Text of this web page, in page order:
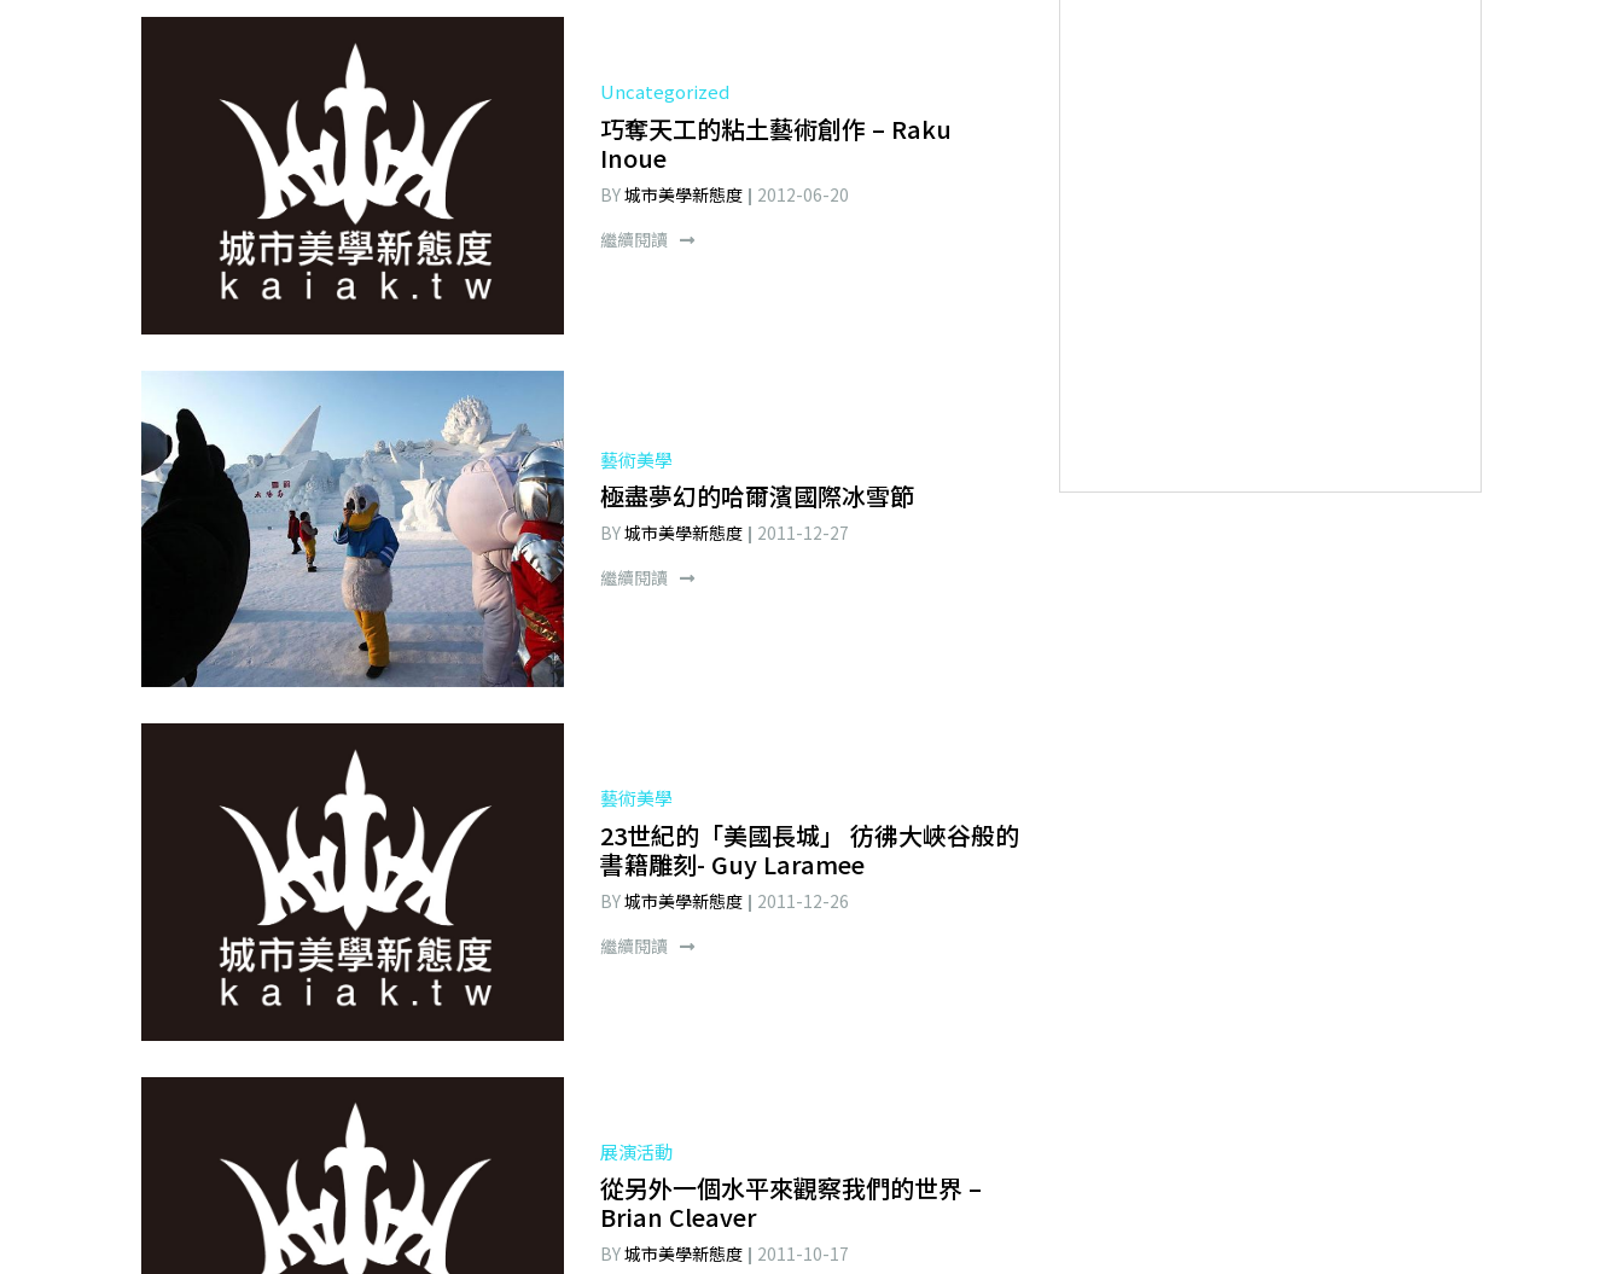
Uncategorized
巧奪天工的粘土藝術創作 – Raku
Inoue
BY城市美學新態度
2012-06-20
繼續閱讀
藝術美學
極盡夢幻的哈爾濱國際冰雪節
BY城市美學新態度
2011-12-27
繼續閱讀
藝術美學
23世紀的「美國長城」 彷彿大峽谷般的
書籍雕刻- Guy Laramee
BY城市美學新態度
2011-12-26
繼續閱讀
展演活動
從另外一個水平來觀察我們的世界 –
Brian Cleaver
BY城市美學新態度
2011-10-17